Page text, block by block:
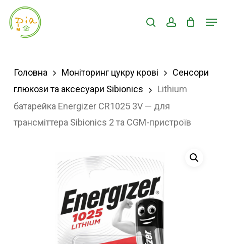
Skip
searchaccount
Головна Моніторинг цукру крові
Сенсори
глюкози та аксесуари Sibionics
Lithium
батарейка Energizer CR1025 3V — для
трансміттера Sibionics 2 та CGM-пристроїв